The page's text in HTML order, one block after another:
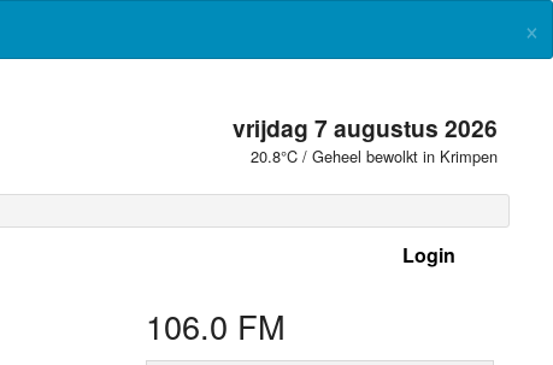
×
vrijdag 7 augustus 2026
20.8°C / Geheel bewolkt in Krimpen
Login
106.0 FM